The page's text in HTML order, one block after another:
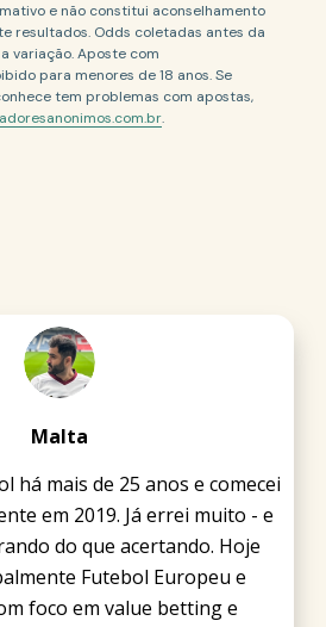
e não constitui aconselhamento
resultados. Odds coletadas antes da
variação. Aposte com
para menores de 18 anos. Se
tem problemas com apostas,
.
Malta
há mais de 25 anos e comecei
em 2019. Já errei muito - e
do que acertando. Hoje
Futebol Europeu e
foco em value betting e